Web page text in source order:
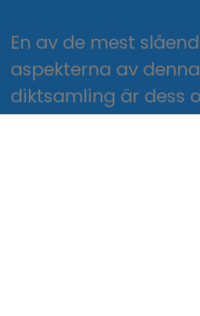
En av de mest
aspekterna av denna
diktsamling är dess
porträtt av trauma